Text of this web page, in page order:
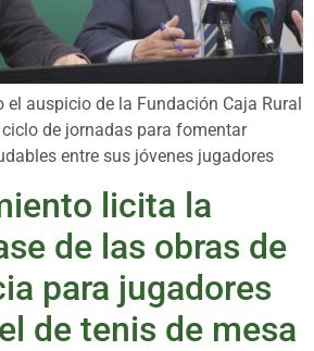
el auspicio de la Fundación Caja Rural
de jornadas para fomentar
entre sus jóvenes jugadores
licita la
de las obras de
para jugadores
de tenis de mesa